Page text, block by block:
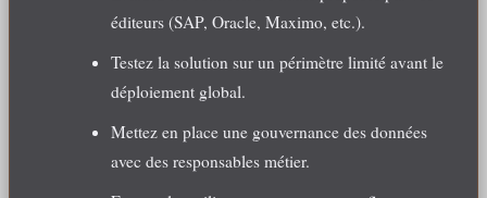
éditeurs (SAP, Oracle, Maximo, etc.).
Testez la solution sur un périmètre limité avant le
déploiement global.
Mettez en place une gouvernance des données
avec des responsables métier.